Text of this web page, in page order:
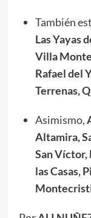
También
Las Yayas
Villa
Rafael del
Terrenas,
Asimismo,
Altamira,
San Víctor,
las Casas,